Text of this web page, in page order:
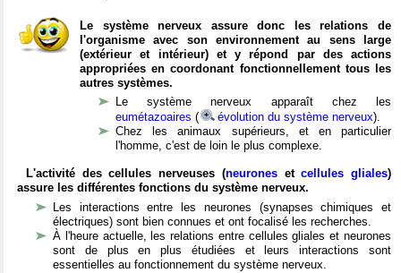
Le système nerveux assure donc les relations de
l'organisme avec son environnement au sens large
(extérieur et intérieur) et y répond par des actions
appropriées en coordonant fonctionnellement tous les
autres systèmes.
Le système nerveux apparaît chez les
eumétazoaires ( évolution du système nerveux).
Chez les animaux supérieurs, et en particulier
l'homme, c'est de loin le plus complexe.
L'activité des cellules nerveuses (neuronesetcellules gliales)
assure les différentes fonctions du système nerveux.
Les interactions entre les neurones (synapses chimiques et
électriques) sont bien connues et ont focalisé les recherches.
À l'heure actuelle, les relations entre cellules gliales et neurones
sont de plus en plus étudiées et leurs interactions sont
essentielles au fonctionnement du système nerveux.